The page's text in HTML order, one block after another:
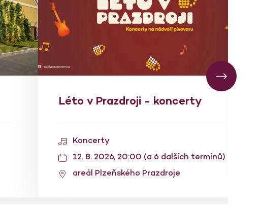
Léto v Prazdroji - koncerty
Koncerty
12. 8. 2026, 20:00 (a 6 dalších termínů)
areál Plzeňského Prazdroje